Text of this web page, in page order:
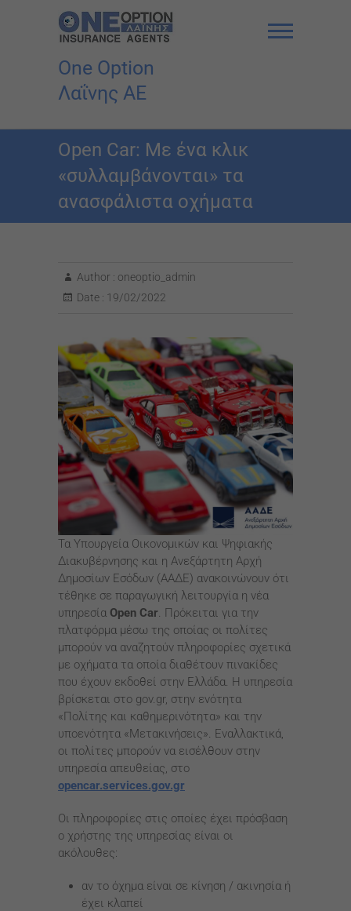
One Option
Λαΐνης AE
Open Car: Με ένα κλικ
«συλλαμβάνονται» τα
ανασφάλιστα οχήματα
Author : oneoptio_admin
Date : 19/02/2022
Τα Υπουργεία Οικονομικών και Ψηφιακής
Διακυβέρνησης και η Ανεξάρτητη Αρχή
Δημοσίων Εσόδων (ΑΑΔΕ) ανακοινώνουν ότι
τέθηκε σε παραγωγική λειτουργία η νέα
υπηρεσία Open Car. Πρόκειται για την
πλατφόρμα μέσω της οποίας οι πολίτες
μπορούν να αναζητούν πληροφορίες σχετικά
με οχήματα τα οποία διαθέτουν πινακίδες
που έχουν εκδοθεί στην Ελλάδα. Η υπηρεσία
βρίσκεται στο gov.gr, στην ενότητα
«Πολίτης και καθημερινότητα» και την
υποενότητα «Μετακινήσεις». Εναλλακτικά,
οι πολίτες μπορούν να εισέλθουν στην
υπηρεσία απευθείας, στο
opencar.services.gov.gr
Οι πληροφορίες στις οποίες έχει πρόσβαση
ο χρήστης της υπηρεσίας είναι οι
ακόλουθες:
αν το όχημα είναι σε κίνηση / ακινησία ή
έχει κλαπεί